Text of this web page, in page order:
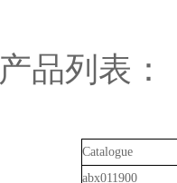
产品列表：
Catalogue
abx011900